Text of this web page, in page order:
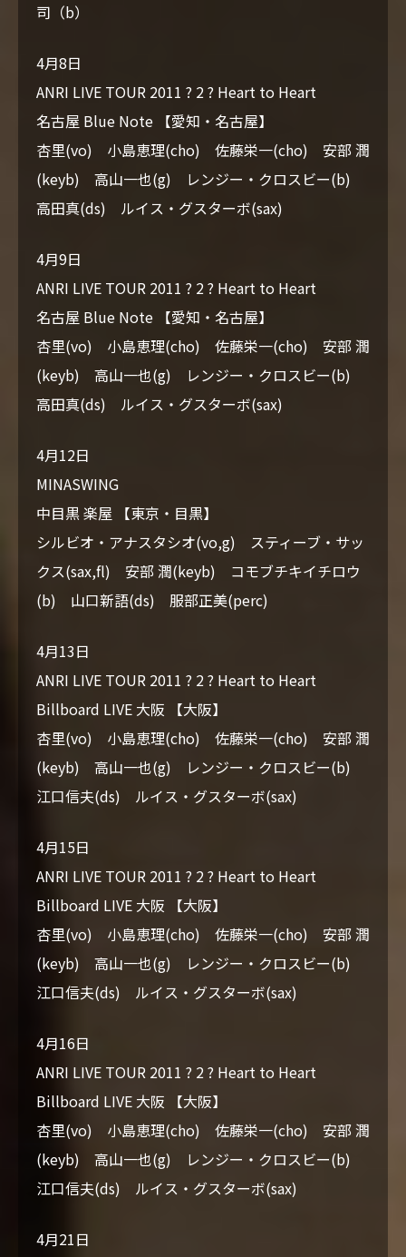
司（b）
4月8日
ANRI LIVE TOUR 2011 ? 2 ? Heart to Heart
名古屋 Blue Note 【愛知・名古屋】
杏里(vo) 小島恵理(cho) 佐藤栄一(cho) 安部 潤
(keyb) 高山一也(g) レンジー・クロスビー(b)
高田真(ds) ルイス・グスターボ(sax)
4月9日
ANRI LIVE TOUR 2011 ? 2 ? Heart to Heart
名古屋 Blue Note 【愛知・名古屋】
杏里(vo) 小島恵理(cho) 佐藤栄一(cho) 安部 潤
(keyb) 高山一也(g) レンジー・クロスビー(b)
高田真(ds) ルイス・グスターボ(sax)
4月12日
MINASWING
中目黒 楽屋 【東京・目黒】
シルビオ・アナスタシオ(vo,g) スティーブ・サッ
クス(sax,fl) 安部 潤(keyb) コモブチキイチロウ
(b) 山口新語(ds) 服部正美(perc)
4月13日
ANRI LIVE TOUR 2011 ? 2 ? Heart to Heart
Billboard LIVE 大阪 【大阪】
杏里(vo) 小島恵理(cho) 佐藤栄一(cho) 安部 潤
(keyb) 高山一也(g) レンジー・クロスビー(b)
江口信夫(ds) ルイス・グスターボ(sax)
4月15日
ANRI LIVE TOUR 2011 ? 2 ? Heart to Heart
Billboard LIVE 大阪 【大阪】
杏里(vo) 小島恵理(cho) 佐藤栄一(cho) 安部 潤
(keyb) 高山一也(g) レンジー・クロスビー(b)
江口信夫(ds) ルイス・グスターボ(sax)
4月16日
ANRI LIVE TOUR 2011 ? 2 ? Heart to Heart
Billboard LIVE 大阪 【大阪】
杏里(vo) 小島恵理(cho) 佐藤栄一(cho) 安部 潤
(keyb) 高山一也(g) レンジー・クロスビー(b)
江口信夫(ds) ルイス・グスターボ(sax)
4月21日